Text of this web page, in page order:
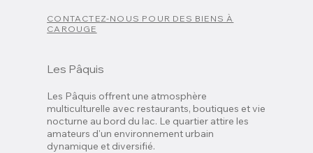
CONTACTEZ-NOUS POUR DES BIENS À
CAROUGE
Les Pâquis
Les Pâquis offrent une atmosphère
multiculturelle avec restaurants, boutiques et vie
nocturne au bord du lac. Le quartier attire les
amateurs d'un environnement urbain
dynamique et diversifié.